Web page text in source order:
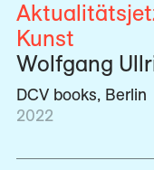
Kunst
Wolfgang
DCV books, Berlin
2022